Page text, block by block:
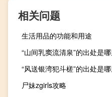
相关问题
生活用品的功能和用途
“山间乳窦流清泉”的出处是哪
“风送银湾犯斗槎”的出处是哪
尸妹zgirls攻略